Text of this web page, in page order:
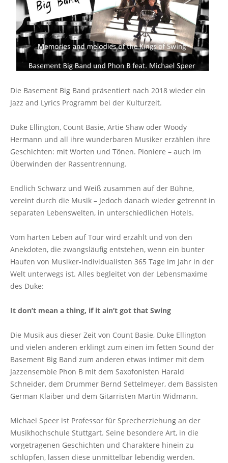
Die Basement Big Band präsentiert nach 2018 wieder ein
Jazz and Lyrics Programm bei der Kulturzeit.
Duke Ellington, Count Basie, Artie Shaw oder Woody
Hermann und all ihre wunderbaren Musiker erzählen ihre
Geschichten: mit Worten und Tönen. Pioniere – auch im
Überwinden der Rassentrennung.
Endlich Schwarz und Weiß zusammen auf der Bühne,
vereint durch die Musik – Jedoch danach wieder getrennt in
separaten Lebenswelten, in unterschiedlichen Hotels.
Vom harten Leben auf Tour wird erzählt und von den
Anekdoten, die zwangsläufig entstehen, wenn ein bunter
Haufen von Musiker-Individualisten 365 Tage im Jahr in der
Welt unterwegs ist. Alles begleitet von der Lebensmaxime
des Duke:
It don’t mean a thing, if it ain’t got that Swing
Die Musik aus dieser Zeit von Count Basie, Duke Ellington
und vielen anderen erklingt zum einen im fetten Sound der
Basement Big Band zum anderen etwas intimer mit dem
Jazzensemble Phon B mit dem Saxofonisten Harald
Schneider, dem Drummer Bernd Settelmeyer, dem Bassisten
German Klaiber und dem Gitarristen Martin Widmann.
Michael Speer ist Professor für Sprecherziehung an der
Musikhochschule Stuttgart. Seine besondere Art, in die
vorgetragenen Geschichten und Charaktere hinein zu
schlüpfen, lassen diese unmittelbar lebendig werden.